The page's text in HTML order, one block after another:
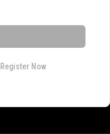
Register Now